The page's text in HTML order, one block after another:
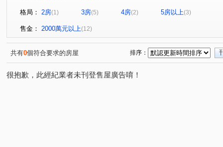
麗山街 民權東路六段 (1) 內湖路三段(1) 康寧路三段
格局： 2房(1) 3房(5) 4房(2) 5房以上(3)
售金： 2000萬元以上(12)
共有0個符合要求的房屋 排序：
很抱歉，此經紀業者未刊登售屋廣告唷！